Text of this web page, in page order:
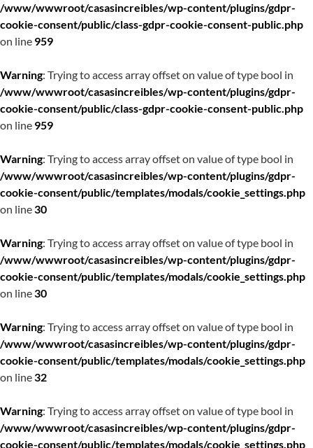
/www/wwwroot/casasincreibles/wp-content/plugins/gdpr-
cookie-consent/public/class-gdpr-cookie-consent-public.php
on line 959
Warning: Trying to access array offset on value of type bool in
/www/wwwroot/casasincreibles/wp-content/plugins/gdpr-
cookie-consent/public/class-gdpr-cookie-consent-public.php
on line 959
Warning: Trying to access array offset on value of type bool in
/www/wwwroot/casasincreibles/wp-content/plugins/gdpr-
cookie-consent/public/templates/modals/cookie_settings.php
on line30
Warning: Trying to access array offset on value of type bool in
/www/wwwroot/casasincreibles/wp-content/plugins/gdpr-
cookie-consent/public/templates/modals/cookie_settings.php
on line30
Warning: Trying to access array offset on value of type bool in
/www/wwwroot/casasincreibles/wp-content/plugins/gdpr-
cookie-consent/public/templates/modals/cookie_settings.php
on line32
Warning: Trying to access array offset on value of type bool in
/www/wwwroot/casasincreibles/wp-content/plugins/gdpr-
cookie-consent/public/templates/modals/cookie_settings.php